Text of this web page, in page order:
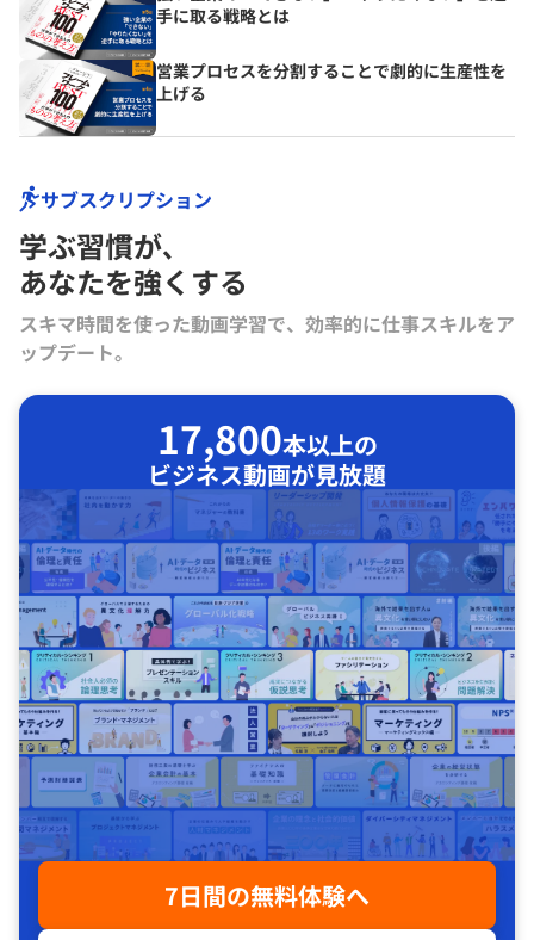
手に取る戦略とは
営業プロセスを分割することで劇的に生産性を
上げる
サブスクリプション
学ぶ習慣が､
あなたを強くする
スキマ時間を使った動画学習で、効率的に仕事スキルをア
ップデート。
17,800本以上の
ビジネス動画が見放題
7日間の無料体験へ